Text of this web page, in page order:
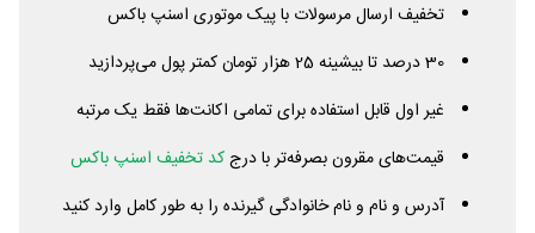
تخفیف ارسال مرسولات با پیک موتوری اسنپ باکس
30 درصد تا بیشینه 25 هزار تومان کمتر پول می‌پردازید
غیر اول قابل استفاده برای تمامی اکانت‌ها فقط یک مرتبه
قیمت‌های مقرون بصرفه‌تر با درجکد تخفیف اسنپ باکس
آدرس و نام و نام خانوادگی گیرنده را به طور کامل وارد کنید